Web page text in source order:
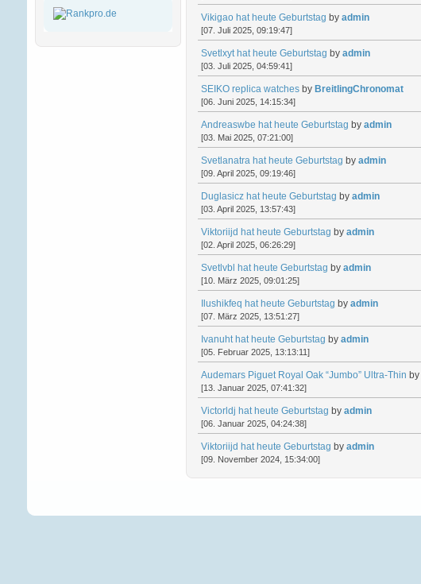
Vikigao hat heute Geburtstag by admin
[07. Juli 2025, 09:19:47]
Svetlxyt hat heute Geburtstag by admin
[03. Juli 2025, 04:59:41]
SEIKO replica watchesby BreitlingChronomat
[06. Juni 2025, 14:15:34]
Andreaswbe hat heute Geburtstag by admin
[03. Mai 2025, 07:21:00]
Svetlanatra hat heute Geburtstag by admin
[09. April 2025, 09:19:46]
Duglasicz hat heute Geburtstag by admin
[03. April 2025, 13:57:43]
Viktoriijd hat heute Geburtstag by admin
[02. April 2025, 06:26:29]
Svetlvbl hat heute Geburtstag by admin
[10. März 2025, 09:01:25]
Ilushikfeq hat heute Geburtstag by admin
[07. März 2025, 13:51:27]
Ivanuht hat heute Geburtstag by admin
[05. Februar 2025, 13:13:11]
Audemars Piguet Royal Oak “Jumbo” Ultra-Thin by
[13. Januar 2025, 07:41:32]
Victorldj hat heute Geburtstag by admin
[06. Januar 2025, 04:24:38]
Viktoriijd hat heute Geburtstag by admin
[09. November 2024, 15:34:00]